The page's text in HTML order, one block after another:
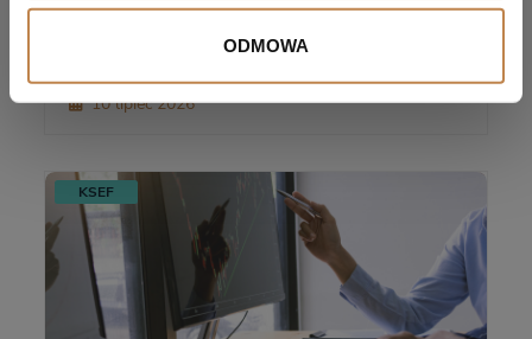
ODMOWA
To, że platforma internetowa wystawia za
Ciebie fakturę nie zwalnia Cię z KSeF!
10 lipiec 2026
KSEF